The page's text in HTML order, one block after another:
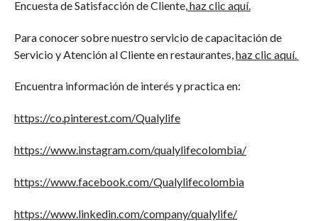
Encuesta de Satisfacción de Cliente, haz clic aquí.
Para conocer sobre nuestro servicio de capacitación de
Servicio y Atención al Cliente en restaurantes, haz clic aquí.
Encuentra información de interés y practica en:
https://co.pinterest.com/Qualylife
https://www.instagram.com/qualylifecolombia/
https://www.facebook.com/Qualylifecolombia
https://www.linkedin.com/company/qualylife/